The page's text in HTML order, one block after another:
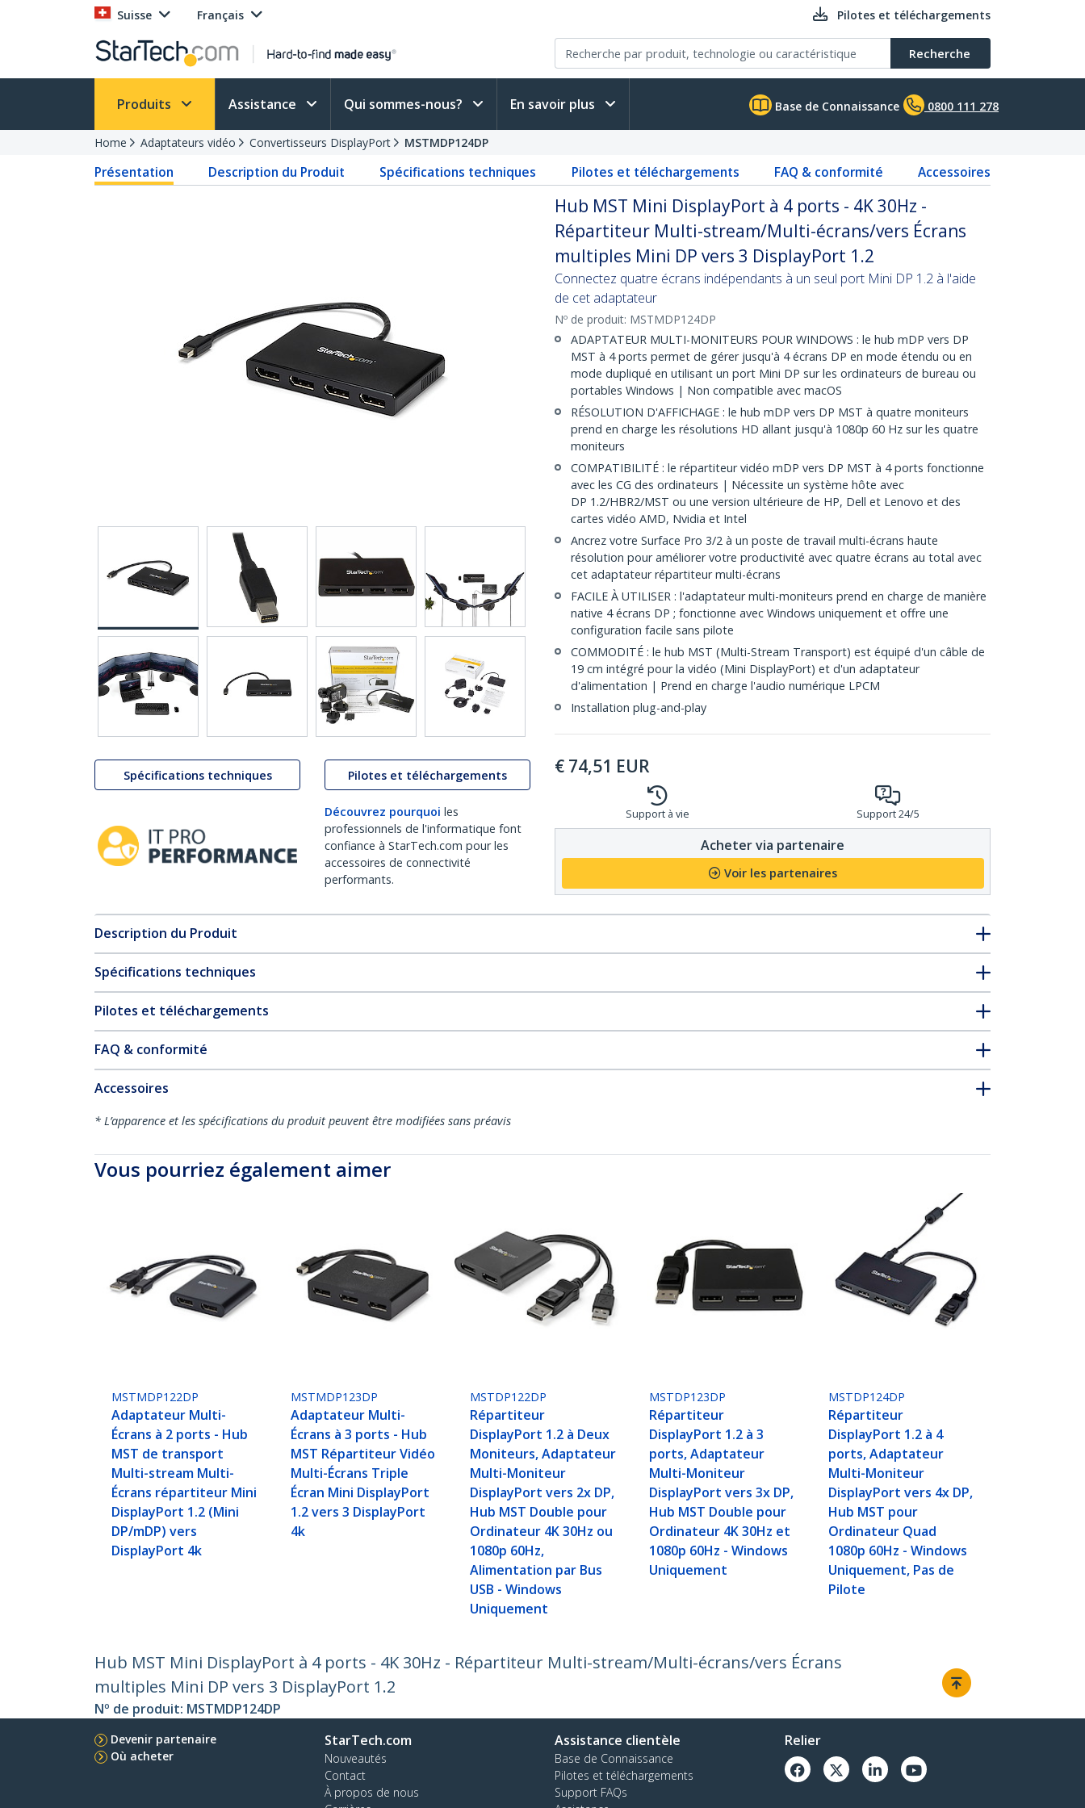
Suisse Français Pilotes et téléchargements
Recherche
Produits Assistance Qui sommes-nous? En savoir plus Base de Connaissance 0800 111 278
Home Adaptateurs vidéo Convertisseurs DisplayPort MSTMDP124DP
Présentation Description du Produit Spécifications techniques Pilotes et téléchargements FAQ & conformité Accessoires
Spécifications techniques Pilotes et téléchargements
Découvrez pourquoi les
professionnels de l'informatique font
confiance à StarTech.com pour les
accessoires de connectivité
performants.
Hub MST Mini DisplayPort à 4 ports - 4K 30Hz -
Répartiteur Multi-stream/Multi-écrans/vers Écrans
multiples Mini DP vers 3 DisplayPort 1.2
Connectez quatre écrans indépendants à un seul port Mini DP 1.2 à l'aide
de cet adaptateur
Nº de produit: MSTMDP124DP
ADAPTATEUR MULTI-MONITEURS POUR WINDOWS : le hub mDP vers DP
MST à 4 ports permet de gérer jusqu'à 4 écrans DP en mode étendu ou en
mode dupliqué en utilisant un port Mini DP sur les ordinateurs de bureau ou
portables Windows | Non compatible avec macOS
RÉSOLUTION D'AFFICHAGE : le hub mDP vers DP MST à quatre moniteurs
prend en charge les résolutions HD allant jusqu'à 1080p 60 Hz sur les quatre
moniteurs
COMPATIBILITÉ : le répartiteur vidéo mDP vers DP MST à 4 ports fonctionne
avec les CG des ordinateurs | Nécessite un système hôte avec
DP 1.2/HBR2/MST ou une version ultérieure de HP, Dell et Lenovo et des
cartes vidéo AMD, Nvidia et Intel
Ancrez votre Surface Pro 3/2 à un poste de travail multi-écrans haute
résolution pour améliorer votre productivité avec quatre écrans au total avec
cet adaptateur répartiteur multi-écrans
FACILE À UTILISER : l'adaptateur multi-moniteurs prend en charge de manière
native 4 écrans DP ; fonctionne avec Windows uniquement et offre une
configuration facile sans pilote
COMMODITÉ : le hub MST (Multi-Stream Transport) est équipé d'un câble de
19 cm intégré pour la vidéo (Mini DisplayPort) et d'un adaptateur
d'alimentation | Prend en charge l'audio numérique LPCM
Installation plug-and-play
€ 74,51 EUR
Support à vie Support 24/5
Acheter via partenaire
Voir les partenaires
Description du Produit
Spécifications techniques
Pilotes et téléchargements
FAQ & conformité
Accessoires
* L’apparence et les spécifications du produit peuvent être modifiées sans préavis
Vous pourriez également aimer
MSTMDP122DP
Adaptateur Multi-
Écrans à 2 ports - Hub
MST de transport
Multi-stream Multi-
Écrans répartiteur Mini
DisplayPort 1.2 (Mini
DP/mDP) vers
DisplayPort 4k
MSTMDP123DP
Adaptateur Multi-
Écrans à 3 ports - Hub
MST Répartiteur Vidéo
Multi-Écrans Triple
Écran Mini DisplayPort
1.2 vers 3 DisplayPort
4k
MSTDP122DP
Répartiteur
DisplayPort 1.2 à Deux
Moniteurs, Adaptateur
Multi-Moniteur
DisplayPort vers 2x DP,
Hub MST Double pour
Ordinateur 4K 30Hz ou
1080p 60Hz,
Alimentation par Bus
USB - Windows
Uniquement
MSTDP123DP
Répartiteur
DisplayPort 1.2 à 3
ports, Adaptateur
Multi-Moniteur
DisplayPort vers 3x DP,
Hub MST Double pour
Ordinateur 4K 30Hz et
1080p 60Hz - Windows
Uniquement
MSTDP124DP
Répartiteur
DisplayPort 1.2 à 4
ports, Adaptateur
Multi-Moniteur
DisplayPort vers 4x DP,
Hub MST pour
Ordinateur Quad
1080p 60Hz - Windows
Uniquement, Pas de
Pilote
Hub MST Mini DisplayPort à 4 ports - 4K 30Hz - Répartiteur Multi-stream/Multi-écrans/vers Écrans
multiples Mini DP vers 3 DisplayPort 1.2
Nº de produit: MSTMDP124DP
Devenir partenaire
Où acheter
StarTech.com
Nouveautés
Contact
À propos de nous
Assistance clientèle
Base de Connaissance
Pilotes et téléchargements
Support FAQs
Relier